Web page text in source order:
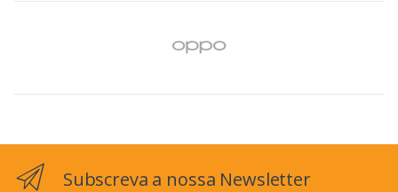
Subscreva a nossa Newsletter